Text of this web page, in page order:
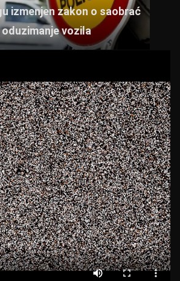
izmenjen zakon o saobrać
vozila